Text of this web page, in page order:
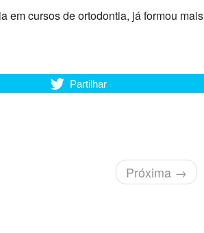
em cursos de ortodontia, já formou mais
Partilhar
Próxima →